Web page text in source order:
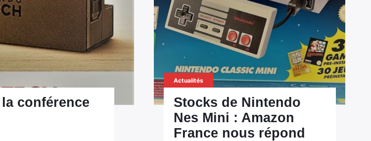
conférence
Actualités
Stocks de Nintendo
Nes Mini : Amazon
France nous répond